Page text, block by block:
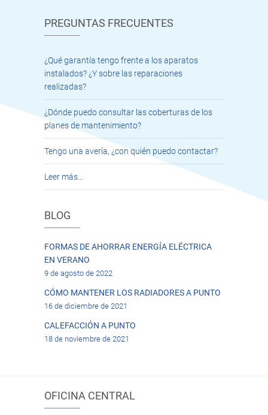
PREGUNTAS FRECUENTES
¿Qué garantía tengo frente a los aparatos
instalados? ¿Y sobre las reparaciones
realizadas?
¿Dónde puedo consultar las coberturas de los
planes de mantenimiento?
Tengo una avería, ¿con quién puedo contactar?
Leer más…
BLOG
FORMAS DE AHORRAR ENERGÍA ELÉCTRICA
EN VERANO
9 de agosto de 2022
CÓMO MANTENER LOS RADIADORES A PUNTO
16 de diciembre de 2021
CALEFACCIÓN A PUNTO
18 de noviembre de 2021
OFICINA CENTRAL